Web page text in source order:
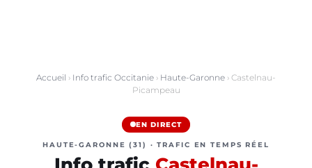
Accueil › Info trafic Occitanie › Haute-Garonne › Castelnau-
Picampeau
EN DIRECT
HAUTE-GARONNE (31) · TRAFIC EN TEMPS RÉEL